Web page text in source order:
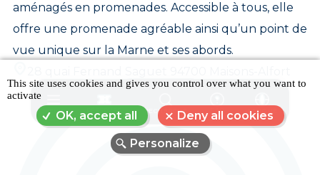
aménagés en promenades. Accessible à tous, elle
offre une promenade agréable ainsi qu’un point de
vue unique sur la Marne et ses abords.
MENU RÉSERVER RECHERCHE FAQ LANGUE
This site uses cookies and gives you control over what you want to
activate
OK, accept all Deny all cookies
Personalize